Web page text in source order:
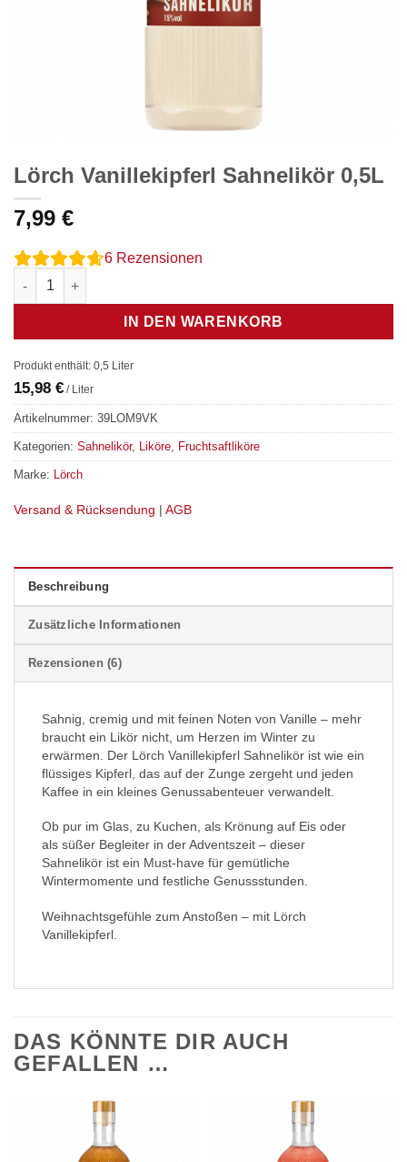
Lörch Vanillekipferl Sahnelikör 0,5L
7,99 €
6 Rezensionen
Lörch Vanillekipferl Sahnelikör 0,5L Menge
IN DEN WARENKORB
Produkt enthält: 0,5 Liter
15,98 € / Liter
Artikelnummer: 39LOM9VK
Kategorien: Sahnelikör, Liköre, Fruchtsaftliköre
Marke: Lörch
Versand & Rücksendung | AGB
Beschreibung
Zusätzliche Informationen
Rezensionen (6)
Sahnig, cremig und mit feinen Noten von Vanille – mehr
braucht ein Likör nicht, um Herzen im Winter zu
erwärmen. Der Lörch Vanillekipferl Sahnelikör ist wie ein
flüssiges Kipferl, das auf der Zunge zergeht und jeden
Kaffee in ein kleines Genussabenteuer verwandelt.
Ob pur im Glas, zu Kuchen, als Krönung auf Eis oder
als süßer Begleiter in der Adventszeit – dieser
Sahnelikör ist ein Must-have für gemütliche
Wintermomente und festliche Genussstunden.
Weihnachtsgefühle zum Anstoßen – mit Lörch
Vanillekipferl.
DAS KÖNNTE DIR AUCH
GEFALLEN …